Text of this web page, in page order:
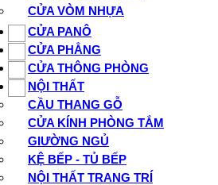
CỬA VÒM NHỰA
CỬA PANÔ
CỬA PHẲNG
CỬA THÔNG PHÒNG
NỘI THẤT
CẦU THANG GỖ
CỬA KÍNH PHÒNG TẮM
GIƯỜNG NGỦ
KỆ BẾP - TỦ BẾP
NỘI THẤT TRANG TRÍ